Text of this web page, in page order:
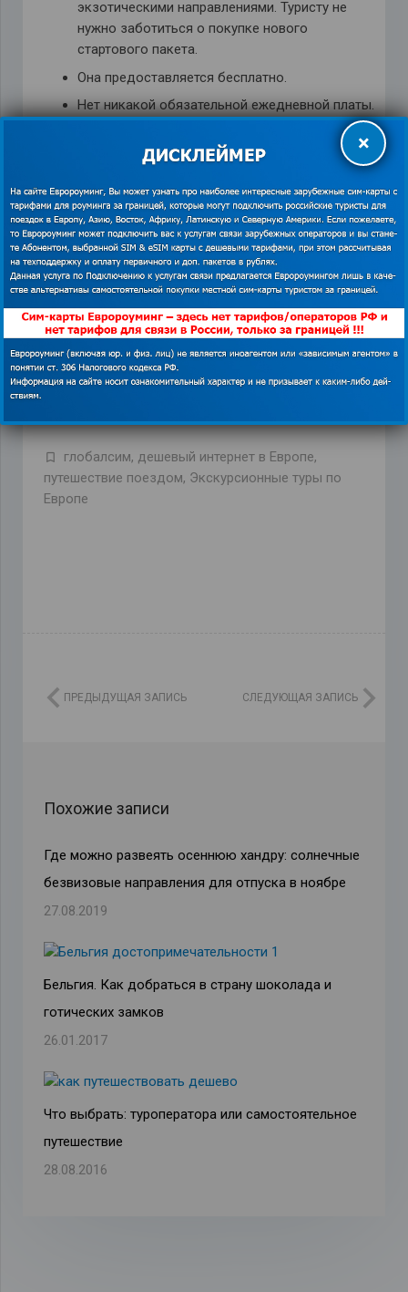
экзотическими направлениями. Туристу не
нужно заботиться о покупке нового
стартового пакета.
Она предоставляется бесплатно.
Нет никакой обязательной ежедневной платы.
Деньги снимаются только за
предоставленные услуги.
Выгодно звонить в Россию с любой страны,
которая входит в зону действия сим-карты.
Есть специальные предложения для
пользователей Интернета: пакет 5 ГБ за 28$
Подробнее о тарифе вы можете
узнать на
https://euroaming.ru/globalsim.
глобалсим, дешевый интернет в Европе,
путешествие поездом, Экскурсионные туры по
Европе
ПРЕДЫДУЩАЯ ЗАПИСЬ СЛЕДУЮЩАЯ ЗАПИСЬ
Похожие записи
Где можно развеять осеннюю хандру: солнечные
безвизовые направления для отпуска в ноябре
27.08.2019
Бельгия. Как добраться в страну шоколада и
готических замков
26.01.2017
Что выбрать: туроператора или самостоятельное
путешествие
28.08.2016
×